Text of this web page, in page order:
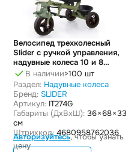
Велосипед трехколесный
Slider с ручкой управления,
надувные колеса 10 и 8
дюймов
В наличии>100 шт
Раздел: Надувные колеса
Бренд: SLIDER
Артикул: IT274G
Габариты (ДxВxШ): 36 × 68 × 33
см
Штрихкод: 4680958762036
Авторизуйтесь, чтобы узнать
цену